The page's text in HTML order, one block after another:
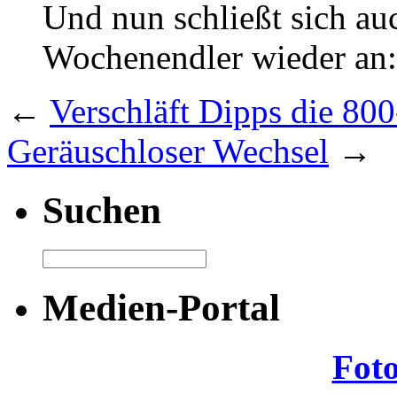
Und nun schließt sich
Wochenendler wieder
← Verschläft Dipps die
Geräuschloser Wechsel →
Suchen
Medien-Portal